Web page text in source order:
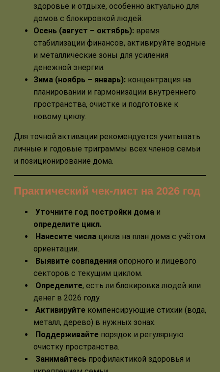
здоровье и отдыхе, особенно актуально для
домов с блокировкой людей.
Осень (август – октябрь): время
стабилизации финансов, активируйте водные
и металлические зоны для усиления
денежной энергии.
Зима (ноябрь – январь): концентрация на
планировании и гармонизации внутреннего
пространства, очистке и подготовке к
новому циклу.
Для точной активации рекомендуется учитывать
личные и годовые триграммы всех членов семьи
и позиционирование дома.
Практический чек-лист на 2026 год
Уточните год постройки дома и
определите цикл.
Нанесите числа цикла на план дома с учётом
ориентации.
Выявите совпадения опорного и лицевого
секторов с текущим циклом.
Определите, есть ли блокировка людей или
денег в 2026 году.
Активируйте компенсирующие стихии (вода,
металл, дерево) в нужных зонах.
Поддерживайте порядок и регулярную
очистку пространства.
Занимайтесь профилактикой здоровья и